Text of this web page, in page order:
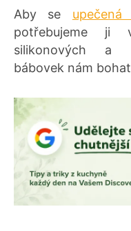
Aby se upečená
potřebujeme ji
silikonových a
bábovek nám